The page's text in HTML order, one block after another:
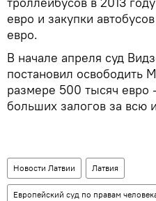
евро и закупки
евро.
В начале апреля суд
постановил освободить
размере 500 тысяч евро
больших залогов за всю
Новости Латвии Латвия
Европейский суд по правам